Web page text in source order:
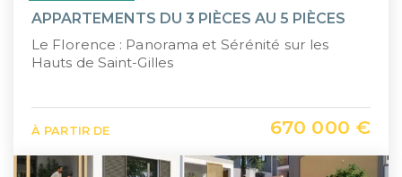
APPARTEMENTS DU 3 PIÈCES AU 5 PIÈCES
Le Florence : Panorama et Sérénité sur les
Hauts de Saint-Gilles
À PARTIR DE 670 000 €